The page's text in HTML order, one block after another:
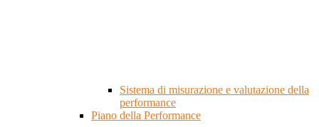
Sistema di misurazione e valutazione della
performance
Piano della Performance